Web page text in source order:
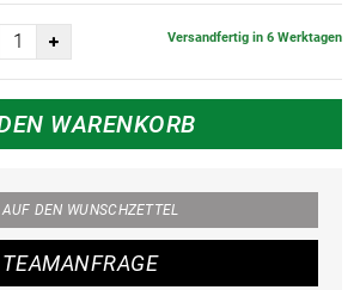
Versandfertig in 6 Werktagen
WARENKORB
AUF DEN WUNSCHZETTEL
TEAMANFRAGE